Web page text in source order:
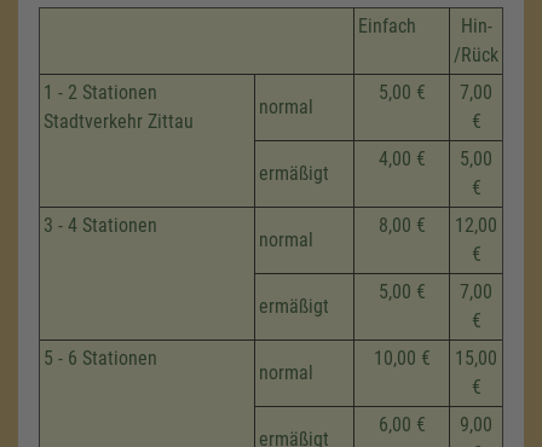
Einfach
Hin-
/Rück
1 - 2 Stationen
Stadtverkehr Zittau
normal
5,00 €
7,00
€
ermäßigt
4,00 €
5,00
€
3 - 4 Stationen
normal
8,00 €
12,00
€
ermäßigt
5,00 €
7,00
€
5 - 6 Stationen
normal
10,00 €
15,00
€
ermäßigt
6,00 €
9,00